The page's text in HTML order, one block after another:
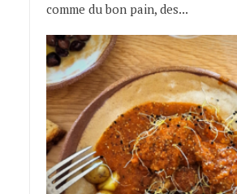
comme du bon pain, des...